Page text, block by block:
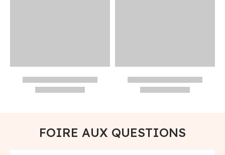
FOIRE AUX QUESTIONS